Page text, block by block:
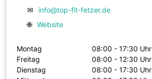
✉
info@top-fit-fetzer.de
🌐 Website
Montag
08:00 - 17:30 Uhr
Freitag
08:00 - 12:30 Uhr
Dienstag
08:00 - 17:30 Uhr